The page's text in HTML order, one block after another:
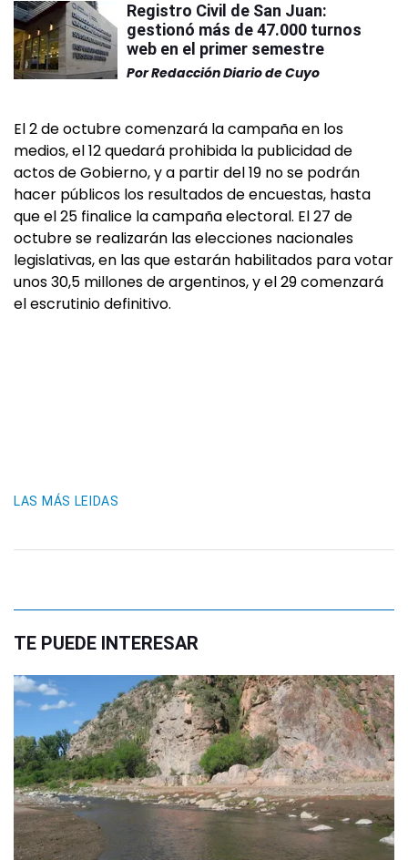
Registro Civil de San Juan:
gestionó más de 47.000 turnos
web en el primer semestre
PorRedacción Diario de Cuyo
El 2 de octubre comenzará la campaña en los
medios, el 12 quedará prohibida la publicidad de
actos de Gobierno, y a partir del 19 no se podrán
hacer públicos los resultados de encuestas, hasta
que el 25 finalice la campaña electoral. El 27 de
octubre se realizarán las elecciones nacionales
legislativas, en las que estarán habilitados para votar
unos 30,5 millones de argentinos, y el 29 comenzará
el escrutinio definitivo.
LAS MÁS LEIDAS
TE PUEDE INTERESAR